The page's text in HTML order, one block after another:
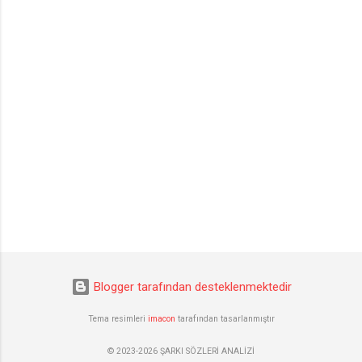
Blogger tarafından desteklenmektedir
Tema resimleri imacon tarafından tasarlanmıştır
© 2023-2026 ŞARKI SÖZLERİ ANALİZİ